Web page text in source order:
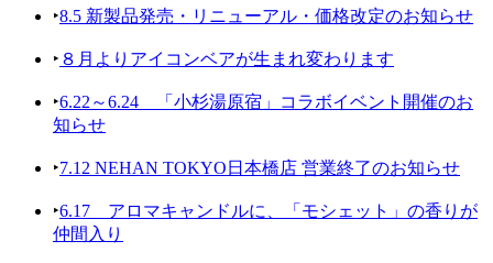
‣8.5 新製品発売・リニューアル・価格改定のお知らせ
‣ ８月よりアイコンベアが生まれ変わります
‣6.22～6.24 「小杉湯原宿」コラボイベント開催のお
知らせ
‣7.12 NEHAN TOKYO日本橋店 営業終了のお知らせ
‣6.17 アロマキャンドルに、「モシェット」の香りが
仲間入り